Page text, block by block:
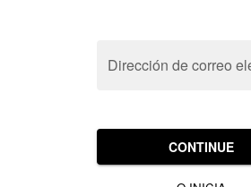
CONTINUE